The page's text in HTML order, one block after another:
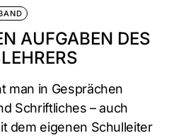
AUFGABEN DES
man in Gesprächen
Schriftliches – auch
dem eigenen Schulleiter